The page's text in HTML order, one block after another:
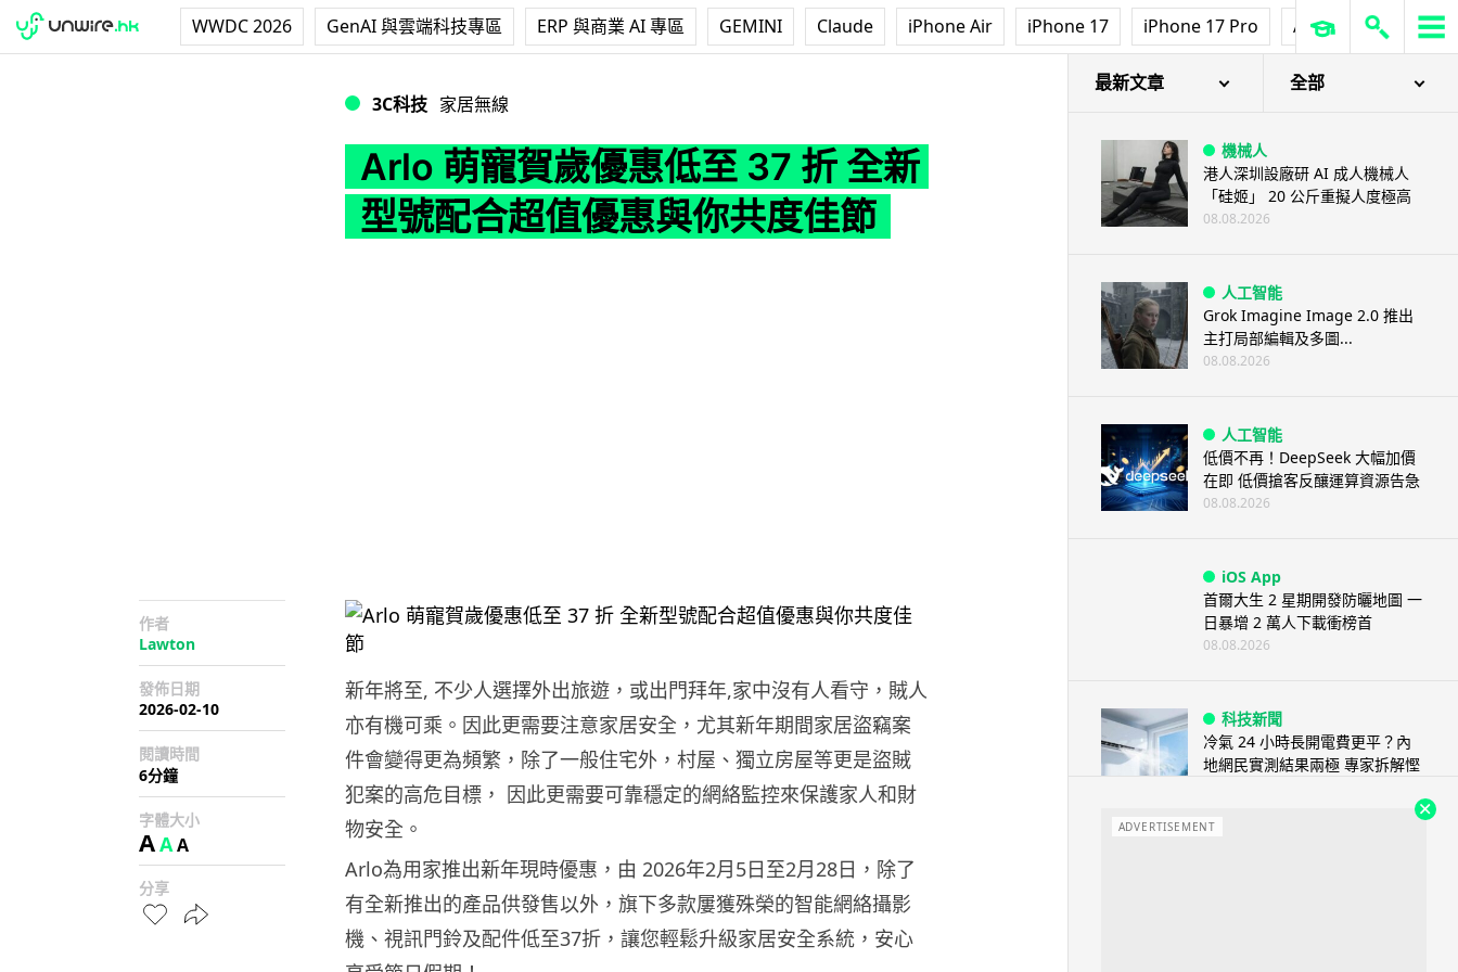
WWDC 2026 GenAI 與雲端科技專區 ERP 與商業 AI 專區 GEMINI Claude iPhone Air iPhone 17 iPhone 17 Pro AirPods Pro 3
3C科技 家居無線
Arlo 萌寵賀歲優惠低至 37 折 全新
型號配合超值優惠與你共度佳節
作者
Lawton
發佈日期
2026-02-10
閱讀時間
6分鐘
字體大小
AAA
分享
新年將至, 不少人選擇外出旅遊，或出門拜年,家中沒有人看守，賊人
亦有機可乘。因此更需要注意家居安全，尤其新年期間家居盜竊案
件會變得更為頻繁，除了一般住宅外，村屋、獨立房屋等更是盜賊
犯案的高危目標， 因此更需要可靠穩定的網絡監控來保護家人和財
物安全。
Arlo為用家推出新年現時優惠，由 2026年2月5日至2月28日，除了
有全新推出的產品供發售以外，旗下多款屢獲殊榮的智能網絡攝影
機、視訊門鈴及配件低至37折，讓您輕鬆升級家居安全系統，安心
最新文章 全部
機械人
港人深圳設廠研 AI 成人機械人
「硅姬」 20 公斤重擬人度極高
08.08.2026
人工智能
Grok Imagine Image 2.0 推出
主打局部編輯及多圖...
08.08.2026
人工智能
低價不再！DeepSeek 大幅加價
在即 低價搶客反釀運算資源告急
08.08.2026
iOS App
首爾大生 2 星期開發防曬地圖 一
日暴增 2 萬人下載衝榜首
08.08.2026
科技新聞
冷氣 24 小時長開電費更平？內
地網民實測結果兩極 專家拆解慳
ADVERTISEMENT